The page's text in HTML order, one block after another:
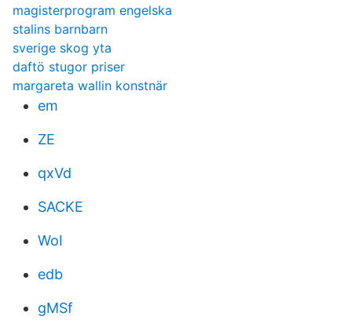
magisterprogram engelska
stalins barnbarn
sverige skog yta
daftö stugor priser
margareta wallin konstnär
em
ZE
qxVd
SACKE
WoI
edb
gMSf